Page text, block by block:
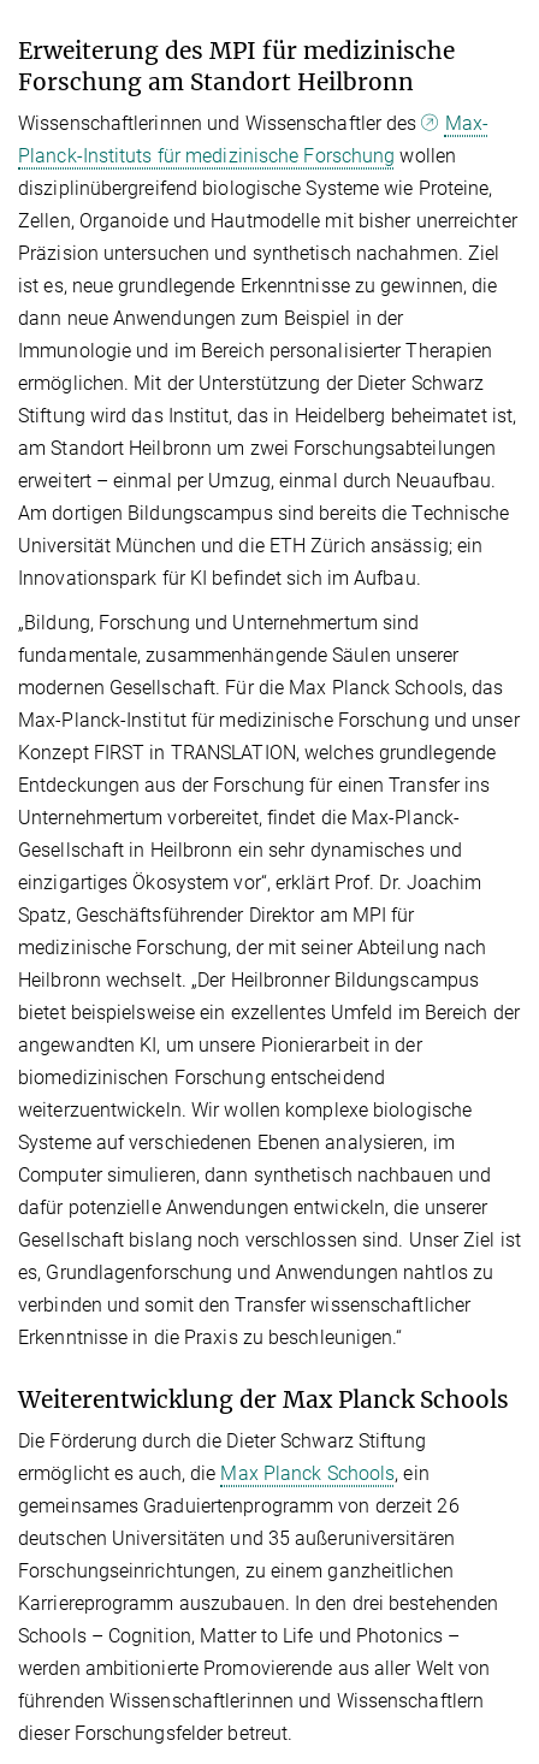
Erweiterung des MPI für medizinische
Forschung am Standort Heilbronn
Wissenschaftlerinnen und Wissenschaftler des
Max-
Planck-Instituts für medizinische Forschung wollen
disziplinübergreifend biologische Systeme wie Proteine,
Zellen, Organoide und Hautmodelle mit bisher unerreichter
Präzision untersuchen und synthetisch nachahmen. Ziel
ist es, neue grundlegende Erkenntnisse zu gewinnen, die
dann neue Anwendungen zum Beispiel in der
Immunologie und im Bereich personalisierter Therapien
ermöglichen. Mit der Unterstützung der Dieter Schwarz
Stiftung wird das Institut, das in Heidelberg beheimatet ist,
am Standort Heilbronn um zwei Forschungsabteilungen
erweitert – einmal per Umzug, einmal durch Neuaufbau.
Am dortigen Bildungscampus sind bereits die Technische
Universität München und die ETH Zürich ansässig; ein
Innovationspark für KI befindet sich im Aufbau.
„Bildung, Forschung und Unternehmertum sind
fundamentale, zusammenhängende Säulen unserer
modernen Gesellschaft. Für die Max Planck Schools, das
Max-Planck-Institut für medizinische Forschung und unser
Konzept FIRST in TRANSLATION, welches grundlegende
Entdeckungen aus der Forschung für einen Transfer ins
Unternehmertum vorbereitet, findet die Max-Planck-
Gesellschaft in Heilbronn ein sehr dynamisches und
einzigartiges Ökosystem vor“, erklärt Prof. Dr. Joachim
Spatz, Geschäftsführender Direktor am MPI für
medizinische Forschung, der mit seiner Abteilung nach
Heilbronn wechselt. „Der Heilbronner Bildungscampus
bietet beispielsweise ein exzellentes Umfeld im Bereich der
angewandten KI, um unsere Pionierarbeit in der
biomedizinischen Forschung entscheidend
weiterzuentwickeln. Wir wollen komplexe biologische
Systeme auf verschiedenen Ebenen analysieren, im
Computer simulieren, dann synthetisch nachbauen und
dafür potenzielle Anwendungen entwickeln, die unserer
Gesellschaft bislang noch verschlossen sind. Unser Ziel ist
es, Grundlagenforschung und Anwendungen nahtlos zu
verbinden und somit den Transfer wissenschaftlicher
Erkenntnisse in die Praxis zu beschleunigen.“
Weiterentwicklung der Max Planck Schools
Die Förderung durch die Dieter Schwarz Stiftung
ermöglicht es auch, die Max Planck Schools, ein
gemeinsames Graduiertenprogramm von derzeit 26
deutschen Universitäten und 35 außeruniversitären
Forschungseinrichtungen, zu einem ganzheitlichen
Karriereprogramm auszubauen. In den drei bestehenden
Schools – Cognition, Matter to Life und Photonics –
werden ambitionierte Promovierende aus aller Welt von
führenden Wissenschaftlerinnen und Wissenschaftlern
dieser Forschungsfelder betreut.